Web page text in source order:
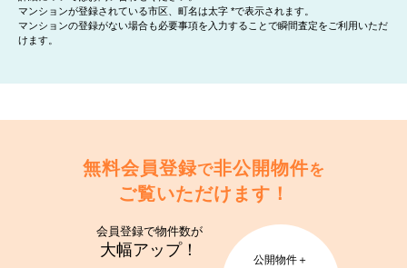
マンションが登録されている市区、町名は太字 *で表示されます。
マンションの登録がない場合も必要事項を入力することで瞬間査定をご利用いただ
けます。
無料会員登録で非公開物件を
ご覧いただけます！
会員登録で物件数が
大幅アップ！
公開物件＋